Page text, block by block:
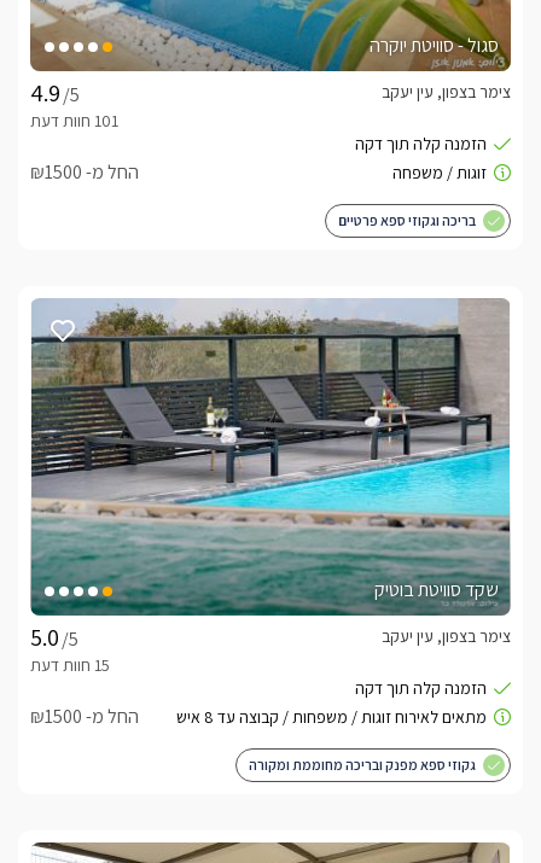
סגול - סוויטת יוקרה
/5
צימר בצפון, עין יעקב
החל מ- ₪1500
בריכה וגקוזי ספא פרטיים
שקד סוויטת בוטיק
/5
צימר בצפון, עין יעקב
החל מ- ₪1500
גקוזי ספא מפנק ובריכה מחוממת ומקורה